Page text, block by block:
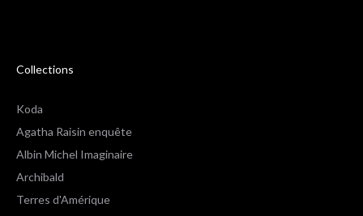
Collections
Koda
Agatha Raisin enquête
Albin Michel Imaginaire
Archibald
Terres d'Amérique